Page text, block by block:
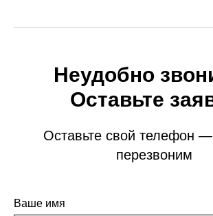
Неудобно
Оставьте
Оставьте свой телефон
перезвоним
Ваше имя